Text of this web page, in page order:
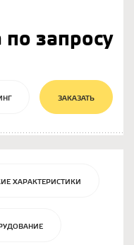
запросу
ЗАКАЗАТЬ
ХАРАКТЕРИСТИКИ